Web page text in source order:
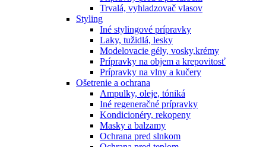
Trvalá, vyhladzovač vlasov
Styling
Iné stylingové prípravky
Laky, tužidlá, lesky
Modelovacie gély, vosky,krémy
Prípravky na objem a krepovitosť
Prípravky na vlny a kučery
Ošetrenie a ochrana
Ampulky, oleje, tóniká
Iné regeneračné prípravky
Kondicionéry, rekopeny
Masky a balzamy
Ochrana pred slnkom